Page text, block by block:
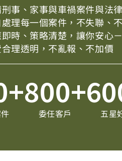
事、家事與車禍案件與法
理每一個案件，不失聯、
時、策略清楚，讓你安心
理透明，不亂報、不加價
+
委任客戶
800+
五星